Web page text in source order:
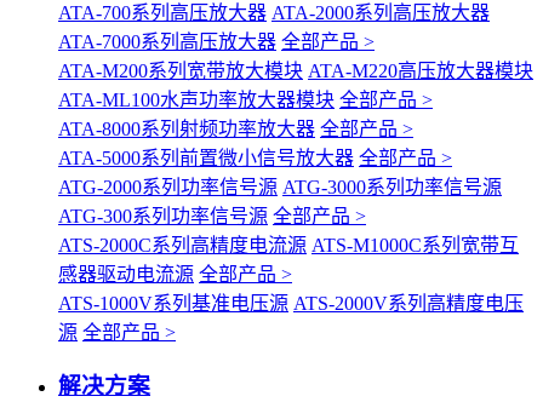
ATA-700系列高压放大器 ATA-2000系列高压放大器
ATA-7000系列高压放大器 全部产品 >
ATA-M200系列宽带放大模块 ATA-M220高压放大器模块
ATA-ML100水声功率放大器模块 全部产品 >
ATA-8000系列射频功率放大器 全部产品 >
ATA-5000系列前置微小信号放大器 全部产品 >
ATG-2000系列功率信号源 ATG-3000系列功率信号源
ATG-300系列功率信号源 全部产品 >
ATS-2000C系列高精度电流源 ATS-M1000C系列宽带互
感器驱动电流源 全部产品 >
ATS-1000V系列基准电压源 ATS-2000V系列高精度电压
源 全部产品 >
解决方案